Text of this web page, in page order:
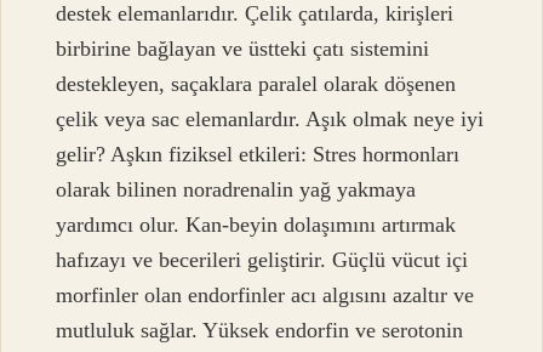
destek elemanlarıdır. Çelik çatılarda, kirişleri
birbirine bağlayan ve üstteki çatı sistemini
destekleyen, saçaklara paralel olarak döşenen
çelik veya sac elemanlardır. Aşık olmak neye iyi
gelir? Aşkın fiziksel etkileri: Stres hormonları
olarak bilinen noradrenalin yağ yakmaya
yardımcı olur. Kan-beyin dolaşımını artırmak
hafızayı ve becerileri geliştirir. Güçlü vücut içi
morfinler olan endorfinler acı algısını azaltır ve
mutluluk sağlar. Yüksek endorfin ve serotonin